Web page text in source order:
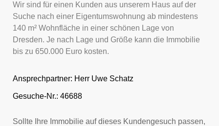
Wir sind für einen Kunden aus unserem Haus auf der
Suche nach einer Eigentumswohnung ab mindestens
140 m² Wohnfläche in einer schönen Lage von
Dresden. Je nach Lage und Größe kann die Immobilie
bis zu 650.000 Euro kosten.
Ansprechpartner: Herr Uwe Schatz
Gesuche-Nr.: 46688
Sollte Ihre Immobilie auf dieses Kundengesuch passen,